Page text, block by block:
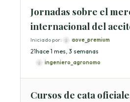
Jornadas sobre el
internacional del
Iniciado por: aove_premium
21hace 1 mes, 3 semanas
ingeniero_agronomo
Cursos de cata